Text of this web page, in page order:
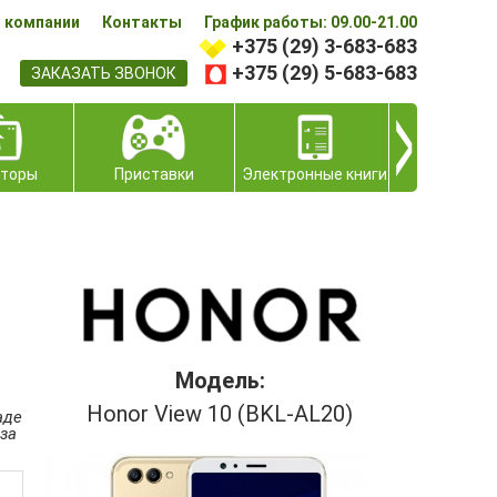
компании Контакты График работы: 09.00-21.00
+375 (29) 3-683-683
+375 (29) 5-683-683
ЗАКАЗАТЬ ЗВОНОК
Приставки Электронные книги
Модель:
Honor View 10 (BKL-AL20)